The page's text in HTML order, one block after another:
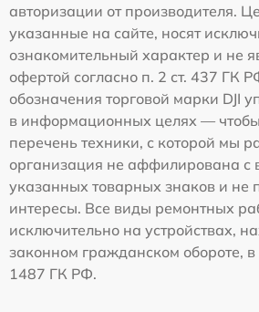
авторизации от производителя.
указанные на сайте, носят
ознакомительный характер и не
офертой согласно п. 2 ст. 437 ГК
обозначения торговой марки DJI
в информационных целях —
перечень техники, с которой мы
организация не аффилирована с
указанных товарных знаков и не
интересы. Все виды ремонтных
исключительно на устройствах,
законном гражданском обороте, в
1487 ГК РФ.